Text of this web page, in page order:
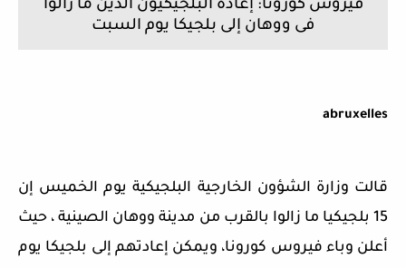
فيروس كورونا: إعادة البلجيكيون الذين ما زالوا
فى ووهان إلى بلجيكا يوم السبت
abruxelles
قالت وزارة الشؤون الخارجية البلجيكية يوم الخميس إن
15 بلجيكيا ما زالوا بالقرب من مدينة ووهان الصينية ، حيث
أعلن وباء فيروس كورونا، ويمكن إعادتهم إلى بلجيكا يوم